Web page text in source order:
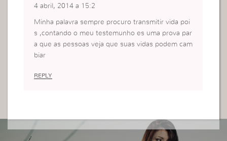
4 abril, 2014 a 15:2
Minha palavra sempre procuro transmitir vida poi
s ,contando o meu testemunho es uma prova par
a que as pessoas veja que suas vidas podem cam
biar
REPLY